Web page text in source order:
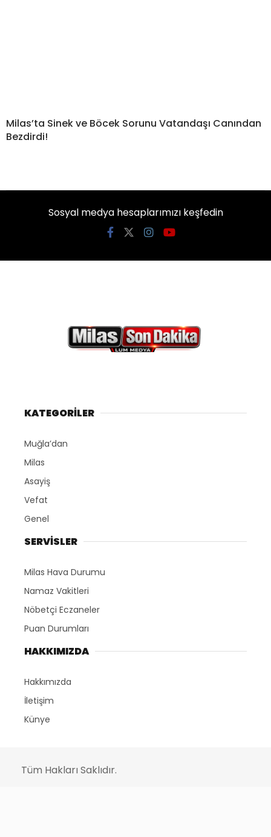
Milas’ta Sinek ve Böcek Sorunu Vatandaşı Canından
Bezdirdi!
Sosyal medya hesaplarımızı keşfedin
KATEGORİLER
Muğla’dan
Milas
Asayiş
Vefat
Genel
SERVİSLER
Milas Hava Durumu
Namaz Vakitleri
Nöbetçi Eczaneler
Puan Durumları
HAKKIMIZDA
Hakkımızda
İletişim
Künye
Tüm Hakları Saklıdır.